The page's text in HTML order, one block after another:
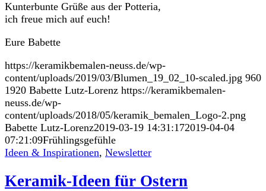
Kunterbunte Grüße aus der Potteria,
ich freue mich auf euch!
Eure Babette
https://keramikbemalen-neuss.de/wp-
content/uploads/2019/03/Blumen_19_02_10-scaled.jpg 960
1920 Babette Lutz-Lorenz https://keramikbemalen-
neuss.de/wp-
content/uploads/2018/05/keramik_bemalen_Logo-2.png
Babette Lutz-Lorenz2019-03-19 14:31:172019-04-04
07:21:09Frühlingsgefühle
Ideen & Inspirationen, Newsletter
Keramik-Ideen für Ostern